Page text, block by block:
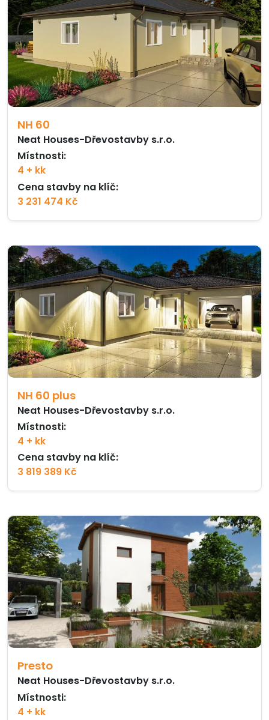
NH 60
Neat Houses-Dřevostavby s.r.o.
Místnosti:
4 + kk
Cena stavby na klíč:
3 231 474 Kč
NH 60 plus
Neat Houses-Dřevostavby s.r.o.
Místnosti:
4 + kk
Cena stavby na klíč:
3 819 389 Kč
Presto
Neat Houses-Dřevostavby s.r.o.
Místnosti:
4 + kk